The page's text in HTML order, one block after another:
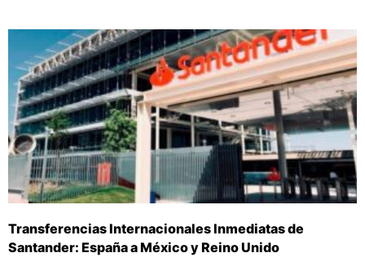
Transferencias Internacionales Inmediatas de
Santander: España a México y Reino Unido